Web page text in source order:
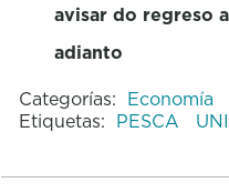
avisar do regreso
adianto
Categorías: Economía
Etiquetas: PESCA